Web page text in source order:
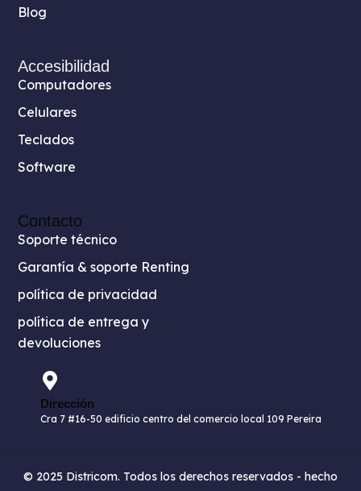
Blog
Accesibilidad
Computadores
Celulares
Teclados
Software
Contacto
Soporte técnico
Garantía & soporte Renting
política de privacidad
política de entrega y
devoluciones
Dirección
Cra 7 #16-50 edificio centro del comercio local 109 Pereira
© 2025 Districom. Todos los derechos reservados - hecho